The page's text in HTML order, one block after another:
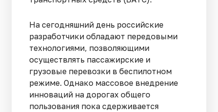
На сегодняшний день российские
разработчики обладают передовыми
технологиями, позволяющими
осуществлять пассажирские и
грузовые перевозки в беспилотном
режиме. Однако массовое внедрение
инноваций на дорогах общего
пользования пока сдерживается